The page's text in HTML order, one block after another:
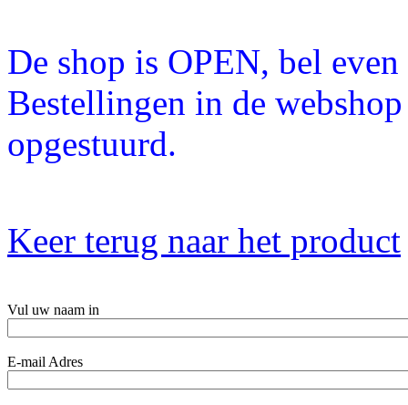
De shop is OPEN, bel
Bestellingen in de
opgestuurd.
Keer terug naar het product
Vul uw naam in
E-mail Adres